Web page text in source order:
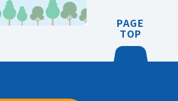
PAGE
TOP